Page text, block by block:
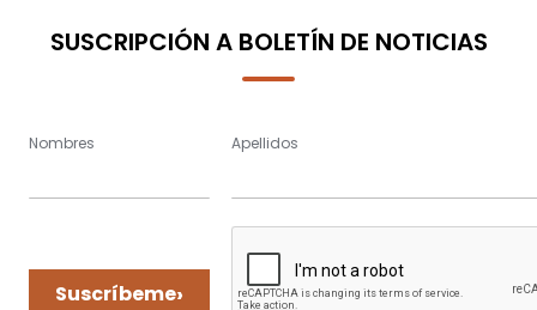
SUSCRIPCIÓN A BOLETÍN DE NOTICIAS
Nombres Apellidos
Suscríbeme›